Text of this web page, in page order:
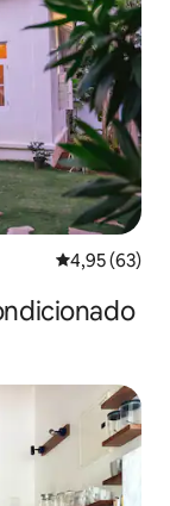
Calificación
4,95 (63)